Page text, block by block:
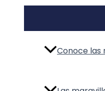
Conoce las